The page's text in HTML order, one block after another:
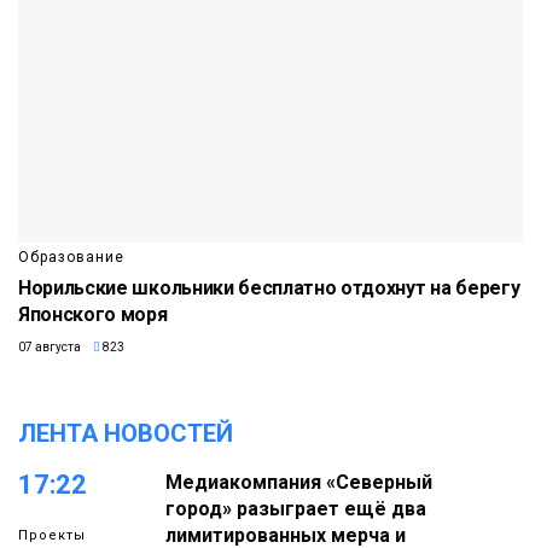
Образование
Норильские школьники бесплатно отдохнут на берегу
Японского моря
07 августа 823
ЛЕНТА НОВОСТЕЙ
17:22
Проекты
Медиакомпания «Северный
город» разыграет ещё два
лимитированных мерча и